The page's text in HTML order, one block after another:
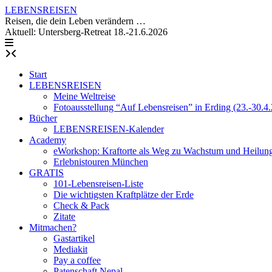
Skip
to
content
LEBENSREISEN
Reisen, die dein Leben verändern …
Aktuell: Untersberg-Retreat 18.-21.6.2026
Start
LEBENSREISEN
Meine Weltreise
Fotoausstellung “Auf Lebensreisen” in Erding (23.-
Bücher
LEBENSREISEN-Kalender
Academy
eWorkshop: Kraftorte als Weg zu Wachstum und
Erlebnistouren München
GRATIS
101-Lebensreisen-Liste
Die wichtigsten Kraftplätze der Erde
Check & Pack
Zitate
Mitmachen?
Gastartikel
Mediakit
Pay a coffee